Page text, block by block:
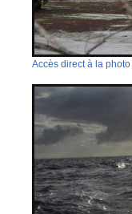
Accès direct à la photo